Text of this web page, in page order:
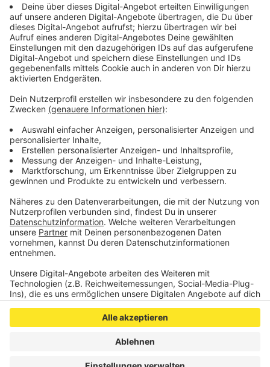
Oberbürgermeisterin Sibylle Keupen hat schon
angekündigt, verstärkt noch mehr Orte für die
regionale Kultur und Auftrittsmöglichkeiten finden
zu wollen.
Informationen hierzu erteilt der Kulturbetrieb der Stadt
Aachen unter den Telefonnummern 0241-432-4920
bis -4925 und der Mailadresse
kulturservice@mail.aachen.de.
Veröffentlicht:Donnerstag, 11.03.2021 13:27
Anzeige
Anzeige